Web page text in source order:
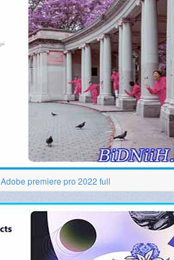
Adobe premiere pro 2022 full